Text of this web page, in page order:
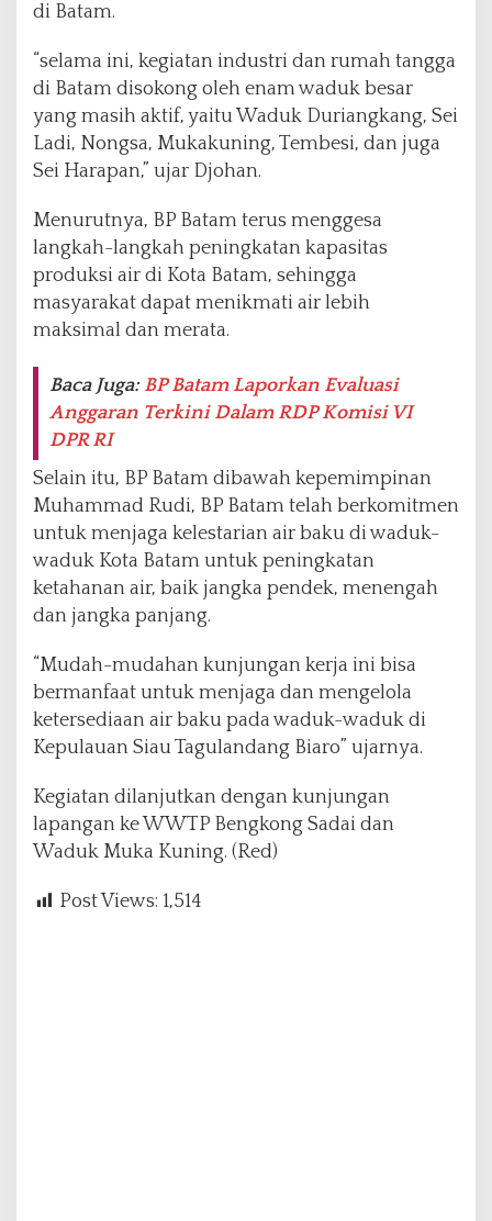
di Batam.
“selama ini, kegiatan industri dan rumah tangga
di Batam disokong oleh enam waduk besar
yang masih aktif, yaitu Waduk Duriangkang, Sei
Ladi, Nongsa, Mukakuning, Tembesi, dan juga
Sei Harapan,” ujar Djohan.
Menurutnya, BP Batam terus menggesa
langkah-langkah peningkatan kapasitas
produksi air di Kota Batam, sehingga
masyarakat dapat menikmati air lebih
maksimal dan merata.
Baca Juga:BP Batam Laporkan Evaluasi
Anggaran Terkini Dalam RDP Komisi VI
DPR RI
Selain itu, BP Batam dibawah kepemimpinan
Muhammad Rudi, BP Batam telah berkomitmen
untuk menjaga kelestarian air baku di waduk-
waduk Kota Batam untuk peningkatan
ketahanan air, baik jangka pendek, menengah
dan jangka panjang.
“Mudah-mudahan kunjungan kerja ini bisa
bermanfaat untuk menjaga dan mengelola
ketersediaan air baku pada waduk-waduk di
Kepulauan Siau Tagulandang Biaro” ujarnya.
Kegiatan dilanjutkan dengan kunjungan
lapangan ke WWTP Bengkong Sadai dan
Waduk Muka Kuning. (Red)
Post Views: 1,514